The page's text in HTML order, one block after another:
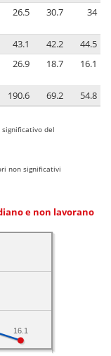
26.5 30.7 34
43.1 42.2
44.5
26.9 18.7 16.1
190.6 69.2 54.8
del
non significativi
e non lavorano
16.1